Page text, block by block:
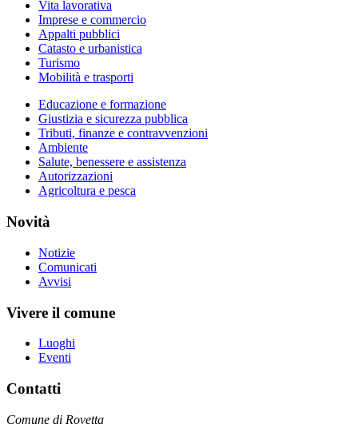
Vita lavorativa
Imprese e commercio
Appalti pubblici
Catasto e urbanistica
Turismo
Mobilità e trasporti
Educazione e formazione
Giustizia e sicurezza pubblica
Tributi, finanze e contravvenzioni
Ambiente
Salute, benessere e assistenza
Autorizzazioni
Agricoltura e pesca
Novità
Notizie
Comunicati
Avvisi
Vivere il comune
Luoghi
Eventi
Contatti
Comune di Rovetta